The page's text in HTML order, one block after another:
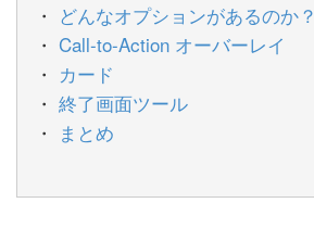
どんなオプションがあるのか？
Call-to-Action オーバーレイ
カード
終了画面ツール
まとめ